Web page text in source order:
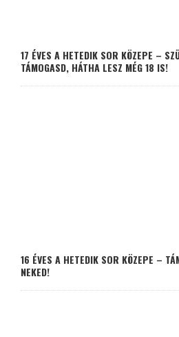
17 ÉVES A HETEDIK SOR KÖZEPE –
TÁMOGASD, HÁTHA LESZ MÉG 18 IS!
16 ÉVES A HETEDIK SOR KÖZEPE –
NEKED!